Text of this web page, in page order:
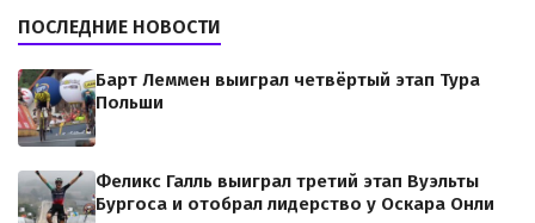
ПОСЛЕДНИЕ НОВОСТИ
Барт Леммен выиграл четвёртый этап Тура
Польши
Феликс Галль выиграл третий этап Вуэльты
Бургоса и отобрал лидерство у Оскара Онли